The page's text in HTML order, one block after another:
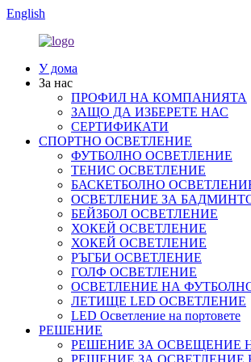
English
У дома
За нас
ПРОФИЛ НА КОМПАНИЯТА
ЗАЩО ДА ИЗБЕРЕТЕ НАС
СЕРТИФИКАТИ
СПОРТНО ОСВЕТЛЕНИЕ
ФУТБОЛНО ОСВЕТЛЕНИЕ
ТЕНИС ОСВЕТЛЕНИЕ
БАСКЕТБОЛНО
ОСВЕТЛЕНИЕ ЗА
БЕЙЗБОЛ ОСВЕТЛЕНИЕ
ХОКЕЙ ОСВЕТЛЕНИЕ
ХОКЕЙ ОСВЕТЛЕНИЕ
РЪГБИ ОСВЕТЛЕНИЕ
ГОЛФ ОСВЕТЛЕНИЕ
ОСВЕТЛЕНИЕ НА
ЛЕТИЩЕ LED ОСВЕТЛЕНИЕ
LED Осветление на портовете
РЕШЕНИЕ
РЕШЕНИЕ ЗА ОСВЕЩЕНИЕ
РЕШЕНИЕ ЗА ОСВЕТЛЕНИЕ